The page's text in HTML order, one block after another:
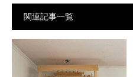
関連記事一覧